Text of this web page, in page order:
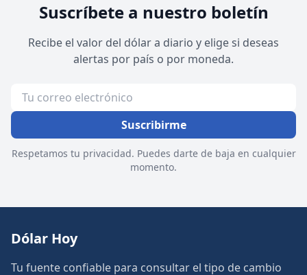
Suscríbete a nuestro boletín
Recibe el valor del dólar a diario y elige si deseas
alertas por país o por moneda.
Suscribirme
Respetamos tu privacidad. Puedes darte de baja en cualquier
momento.
Dólar Hoy
Tu fuente confiable para consultar el tipo de cambio